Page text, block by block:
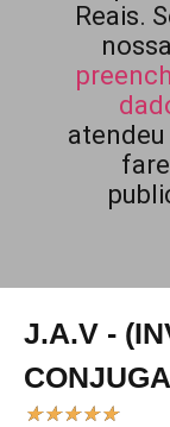
Reais.
atendeu
J.A.V -
★★★★★